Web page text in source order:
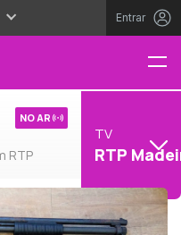
Entrar
RTP
NO AR
TV
RTP